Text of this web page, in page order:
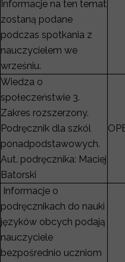
Informacje na ten temat
zostaną podane
podczas spotkania z
nauczycielem we
wrześniu.
Wiedza o
społeczeństwie 3.
Zakres rozszerzony.
Podręcznik dla szkól
ponadpodstawowych.
Aut. podręcznika: Maciej
Batorski
Informacje o
podręcznikach do nauki
języków obcych podają
nauczyciele
bezpośrednio uczniom